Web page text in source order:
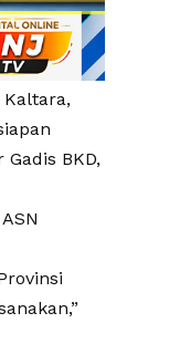
Kaltara,
BKD,